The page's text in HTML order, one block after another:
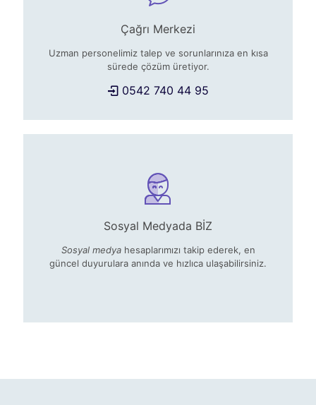
Çağrı Merkezi
Uzman personelimiz talep ve sorunlarınıza en kısa
sürede çözüm üretiyor.
0542 740 44 95
Sosyal Medyada BİZ
Sosyal medyahesaplarımızı takip ederek, en
güncel duyurulara anında ve hızlıca ulaşabilirsiniz.